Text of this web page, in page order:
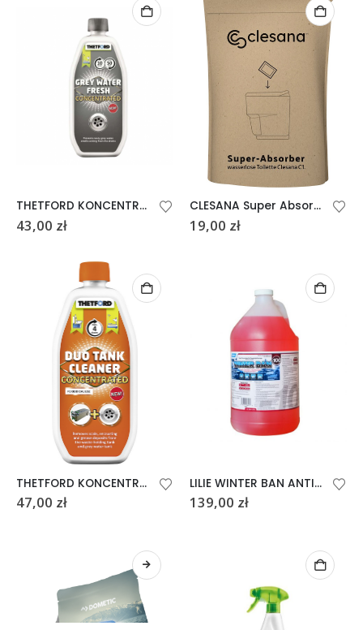
THETFORD KONCENTRAT DO ZBIORNIKÓW SZAREJ WODY
43,00 zł
CLESANA Super Absorber 24 szt.
19,00 zł
THETFORD KONCENTRAT DO CZYSZCZENIA ZBIORNIKÓW I KASET DUO TANK CLEANER 0,8l
47,00 zł
LILIE WINTER BAN ANTIFREEZE 4 LITRY
139,00 zł